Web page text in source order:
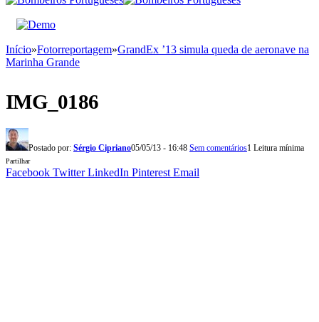
Início»Fotorreportagem»GrandEx ’13 simula queda de aeronave na
Marinha Grande
IMG_0186
Postado por: Sérgio Cipriano05/05/13 - 16:48 Sem comentários1 Leitura mínima
Partilhar
Facebook Twitter LinkedIn Pinterest Email